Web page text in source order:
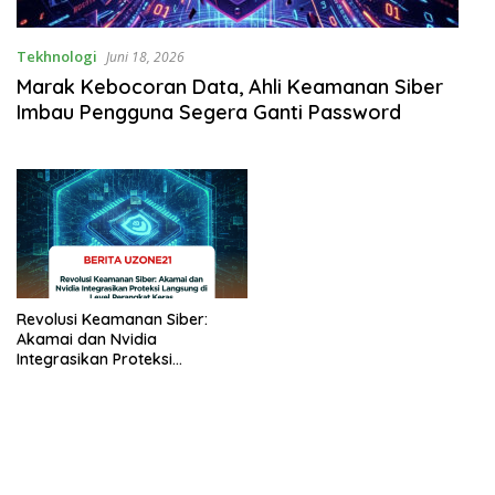
Tekhnologi Juni 18, 2026
Marak Kebocoran Data, Ahli Keamanan Siber
Imbau Pengguna Segera Ganti Password
Revolusi Keamanan Siber:
Akamai dan Nvidia
Integrasikan Proteksi